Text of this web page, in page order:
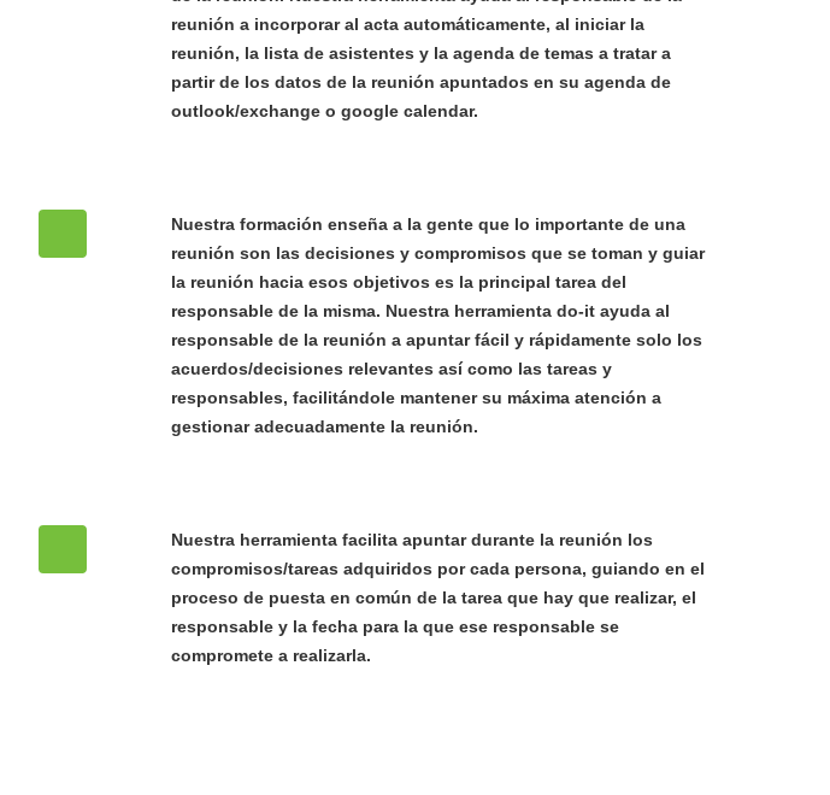
reunión a incorporar al acta automáticamente, al iniciar la
reunión, la lista de asistentes y la agenda de temas a tratar a
partir de los datos de la reunión apuntados en su agenda de
outlook/exchange o google calendar.
Nuestra formación enseña a la gente que lo importante de una
reunión son las decisiones y compromisos que se toman y guiar
la reunión hacia esos objetivos es la principal tarea del
responsable de la misma. Nuestra herramienta do-it ayuda al
responsable de la reunión a apuntar fácil y rápidamente solo los
acuerdos/decisiones relevantes así como las tareas y
responsables, facilitándole mantener su máxima atención a
gestionar adecuadamente la reunión.
Nuestra herramienta facilita apuntar durante la reunión los
compromisos/tareas adquiridos por cada persona, guiando en el
proceso de puesta en común de la tarea que hay que realizar, el
responsable y la fecha para la que ese responsable se
compromete a realizarla.